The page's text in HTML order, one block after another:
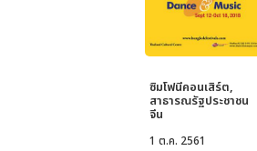
ซิมโฟนีคอนเสิร์ต,
สาธารณรัฐประชาชน
จีน
1 ต.ค. 2561